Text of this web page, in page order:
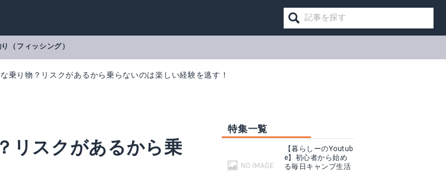
（フィッシング）
乗り物？リスクがあるから乗らないのは楽しい経験を逃す！
リスクがあるから乗
特集一覧
【暮らしーのYoutub
e】初心者から始め
る毎日キャンプ生活